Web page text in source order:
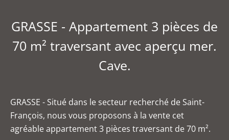
GRASSE - Appartement 3 pièces de
70 m² traversant avec aperçu mer.
Cave.
GRASSE - Situé dans le secteur recherché de Saint-
François, nous vous proposons à la vente cet
agréable appartement 3 pièces traversant de 70 m².